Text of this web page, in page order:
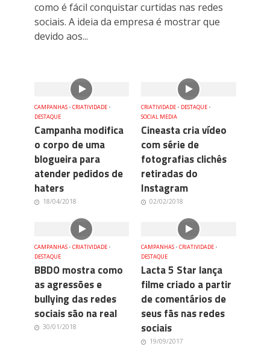
como é fácil conquistar curtidas nas redes
sociais. A ideia da empresa é mostrar que
devido aos...
CAMPANHAS • CRIATIVIDADE •
DESTAQUE
Campanha modifica
o corpo de uma
blogueira para
atender pedidos de
haters
18/04/2018
CRIATIVIDADE • DESTAQUE •
SOCIAL MEDIA
Cineasta cria vídeo
com série de
fotografias clichês
retiradas do
Instagram
02/02/2018
CAMPANHAS • CRIATIVIDADE •
DESTAQUE
BBDO mostra como
as agressões e
bullying das redes
sociais são na real
30/01/2018
CAMPANHAS • CRIATIVIDADE •
DESTAQUE
Lacta 5 Star lança
filme criado a partir
de comentários de
seus fãs nas redes
sociais
19/09/2017